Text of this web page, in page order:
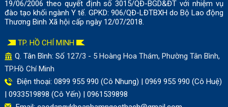
19/06/2006 theo quyết định số 3015/QĐ-BGD&ĐT với nhiệm vụ
đào tạo khối ngành Y tế. GPKD: 906/QĐ-LĐTBXH do Bộ Lao động
Thương Binh Xã hội cấp ngày 12/07/2018.
TP. HỒ CHÍ MINH
Q. Tân Bình: Số 127/3 - 5 Hoàng Hoa Thám, Phường Tân Bình,
TP.Hồ Chí Minh
Điện thoại: 0899 955 990 (Cô Nhung) | 0969 955 990 (Cô Huệ)
| 0933519898 (Cô Yến) | 0961539898